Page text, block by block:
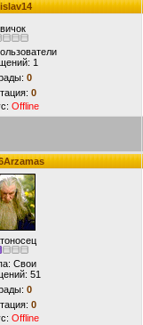
1
0
0
Offline
Свои
51
0
0
Offline